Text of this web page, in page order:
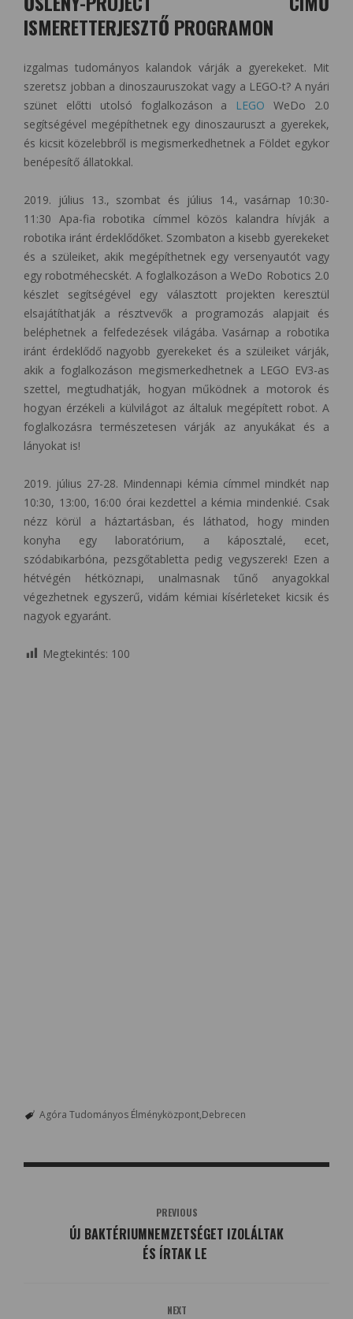
ISMERETTERJESZTŐ PROGRAMON
izgalmas tudományos kalandok várják a gyerekeket. Mit
szeretsz jobban a dinoszauruszokat vagy a LEGO-t? A nyári
szünet előtti utolsó foglalkozáson a LEGO WeDo 2.0
segítségével megépíthetnek egy dinoszauruszt a gyerekek,
és kicsit közelebbről is megismerkedhetnek a Földet egykor
benépesítő állatokkal.
2019. július 13., szombat és július 14., vasárnap 10:30-
11:30 Apa-fia robotika címmel közös kalandra hívják a
robotika iránt érdeklődőket. Szombaton a kisebb gyerekeket
és a szüleiket, akik megépíthetnek egy versenyautót vagy
egy robotméhecskét. A foglalkozáson a WeDo Robotics 2.0
készlet segítségével egy választott projekten keresztül
elsajátíthatják a résztvevők a programozás alapjait és
beléphetnek a felfedezések világába. Vasárnap a robotika
iránt érdeklődő nagyobb gyerekeket és a szüleiket várják,
akik a foglalkozáson megismerkedhetnek a LEGO EV3-as
szettel, megtudhatják, hogyan működnek a motorok és
hogyan érzékeli a külvilágot az általuk megépített robot. A
foglalkozásra természetesen várják az anyukákat és a
lányokat is!
2019. július 27-28. Mindennapi kémia címmel mindkét nap
10:30, 13:00, 16:00 órai kezdettel a kémia mindenkié. Csak
nézz körül a háztartásban, és láthatod, hogy minden
konyha egy laboratórium, a káposztalé, ecet,
szódabikarbóna, pezsgőtabletta pedig vegyszerek! Ezen a
hétvégén hétköznapi, unalmasnak tűnő anyagokkal
végezhetnek egyszerű, vidám kémiai kísérleteket kicsik és
nagyok egyaránt.
Megtekintés: 100
Agóra Tudományos Élményközpont Debrecen
PREVIOUS
ÚJ BAKTÉRIUMNEMZETSÉGET IZOLÁLTAK
ÉS ÍRTAK LE
NEXT